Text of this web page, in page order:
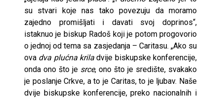
su stvari koje nas tako povezuju da moramo
zajedno promišljati i davati svoj doprinos“,
istaknuo je biskup Radoš koji je potom progovorio
o jednoj od tema sa zasjedanja – Caritasu. „Ako su
ova dva plućna krila dvije biskupske konferencije,
onda ono što je srce, ono što je središte, svakako
je poslanje Crkve, a to je Caritas, to je ljubav. Naše
dvije biskupske konferencije, preko nacionalnih i